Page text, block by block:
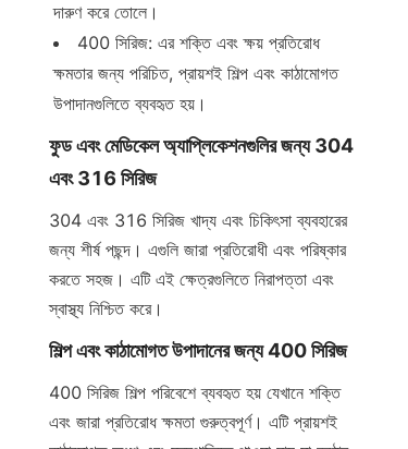
দারুণ করে তোলে।
400 সিরিজ: এর শক্তি এবং ক্ষয় প্রতিরোধ
ক্ষমতার জন্য পরিচিত, প্রায়শই শিল্প এবং কাঠামোগত
উপাদানগুলিতে ব্যবহৃত হয়।
ফুড এবং মেডিকেল অ্যাপ্লিকেশনগুলির জন্য 304
এবং 316 সিরিজ
304 এবং 316 সিরিজ খাদ্য এবং চিকিৎসা ব্যবহারের
জন্য শীর্ষ পছন্দ। এগুলি জারা প্রতিরোধী এবং পরিষ্কার
করতে সহজ। এটি এই ক্ষেত্রগুলিতে নিরাপত্তা এবং
স্বাস্থ্য নিশ্চিত করে।
শিল্প এবং কাঠামোগত উপাদানের জন্য 400 সিরিজ
400 সিরিজ শিল্প পরিবেশে ব্যবহৃত হয় যেখানে শক্তি
এবং জারা প্রতিরোধ ক্ষমতা গুরুত্বপূর্ণ। এটি প্রায়শই